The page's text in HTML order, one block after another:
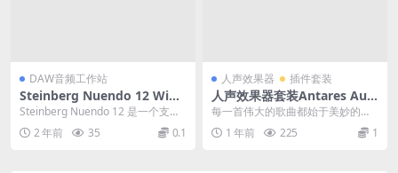
DAW音频工作站
Steinberg Nuendo 12 WiN+
MAC 高级音频后期制作软件
Steinberg Nuendo 12 是一个支持
Atmos、Netflix ...
2 年前 35 0.1
人声效果器 插件套装
人声效果器套装Antares Aut
o-Tune Unlimited 2023.12
每一首伟大的歌曲都始于美妙的歌
声。Auto-Tune Unlimited 提供您...
1 年前 225 1